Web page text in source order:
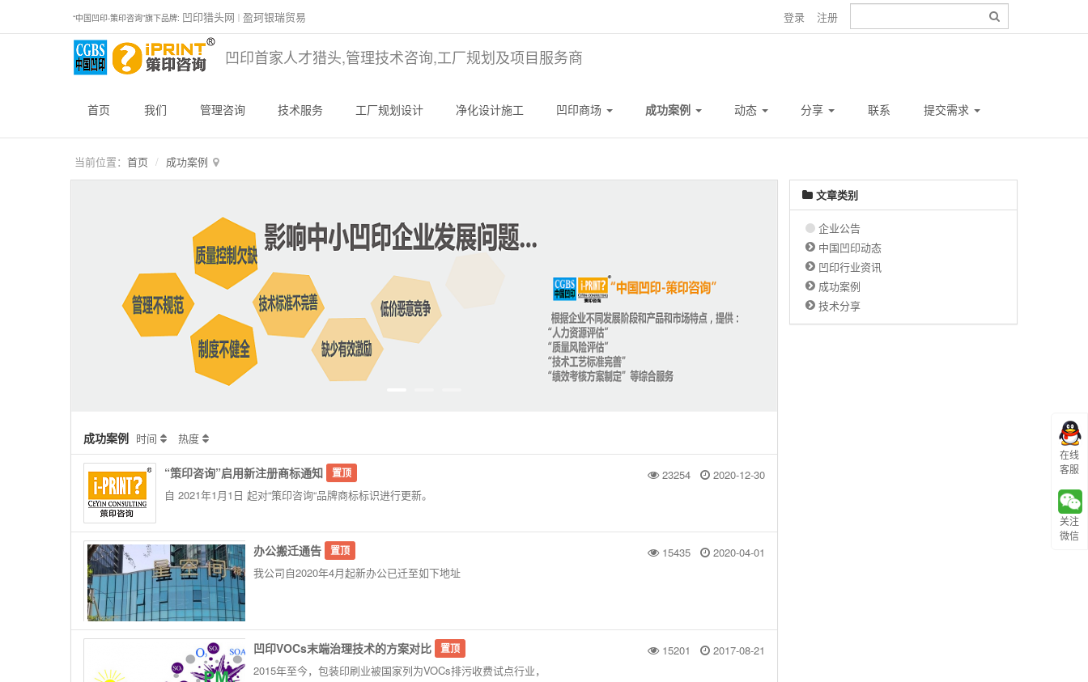
在线
客服
关注
微信
“中国凹印-策印咨询”旗下品牌: 凹印猎头网 盈珂银瑞贸易 登录 注册
凹印首家人才猎头,管理技术咨询,工厂规划及项目服务商
首页 我们 管理咨询 技术服务 工厂规划设计 净化设计施工 凹印商场 成功案例 动态 分享 联系 提交需求
当前位置： 首页 成功案例
成功案例 时间 热度
23254 2020-12-30
“策印咨询”启用新注册商标通知 置顶
自 2021年1月1日 起对“策印咨询“品牌商标标识进行更新。
15435 2020-04-01
办公搬迁通告 置顶
我公司自2020年4月起新办公已迁至如下地址
15201 2017-08-21
凹印VOCs末端治理技术的方案对比 置顶
2015年至今，包装印刷业被国家列为VOCs排污收费试点行业，
文章类别
企业公告
中国凹印动态
凹印行业资讯
成功案例
技术分享